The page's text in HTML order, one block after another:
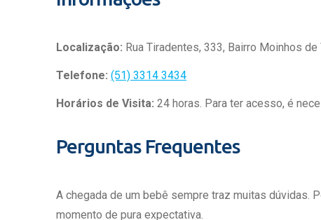
Localização: Rua Tiradentes, 333, Bairro Moinhos
Telefone: (51) 3314 3434
Horários de Visita: 24 horas. Para ter acesso, é
Perguntas Frequentes
A chegada de um bebê sempre traz muitas dúvidas.
momento de pura expectativa.